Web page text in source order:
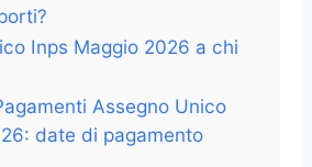
Inps Maggio 2026 a chi
Assegno Unico
date di pagamento